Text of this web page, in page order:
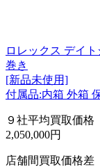
ロレックス デイト
巻き
[新品未使用]
付属品:内箱 外箱
９社平均買取価格
2,050,000円
店舗間買取価格差